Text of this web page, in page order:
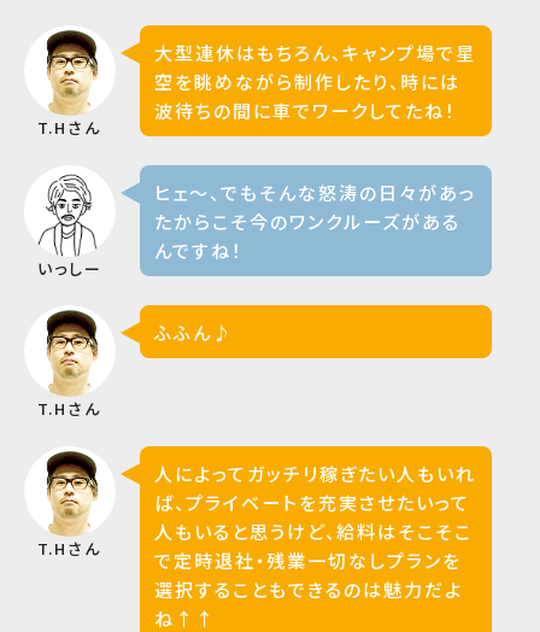
T.Hさん
大型連休はもちろん、キャンプ場で星
空を眺めながら制作したり、時には
波待ちの間に車でワークしてたね！
いっしー
ヒェ〜、でもそんな怒涛の日々があっ
たからこそ今のワンクルーズがある
んですね！
T.Hさん
ふふん♪
T.Hさん
人によってガッチリ稼ぎたい人もいれ
ば、プライベートを充実させたいって
人もいると思うけど、給料はそこそこ
で定時退社・残業一切なしプランを
選択することもできるのは魅力だよ
ね↑↑